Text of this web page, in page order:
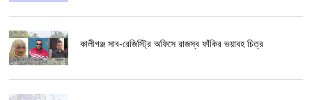
কালীগঞ্জ সাব-রেজিস্ট্রি অফিসে রাজস্ব ফাঁকির ভয়াবহ চিত্র